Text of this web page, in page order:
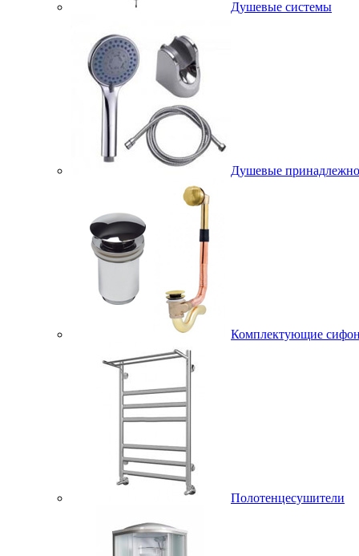
Душевые системы
Душевые
Комплектующие
Полотенцесушители